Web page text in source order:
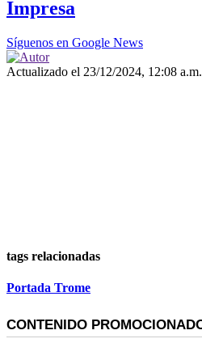
Impresa
Síguenos en Google News
Actualizado el 23/12/2024, 12:08 a.m.
tags relacionadas
Portada Trome